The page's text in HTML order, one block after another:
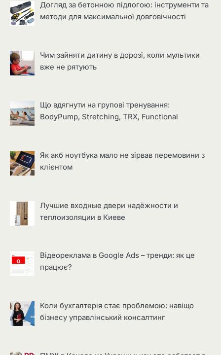
Догляд за бетонною підлогою: інструменти та
методи для максимальної довговічності
Чим зайняти дитину в дорозі, коли мультики
вже не рятують
Що вдягнути на групові тренування:
BodyPump, Stretching, TRX, Functional
Як акб ноутбука мало не зірвав перемовини з
клієнтом
Лучшие входные двери надёжности и
теплоизоляции в Киеве
Відеореклама в Google Ads – тренди: як це
працює?
Коли бухгалтерія стає проблемою: навіщо
бізнесу управлінський консалтинг